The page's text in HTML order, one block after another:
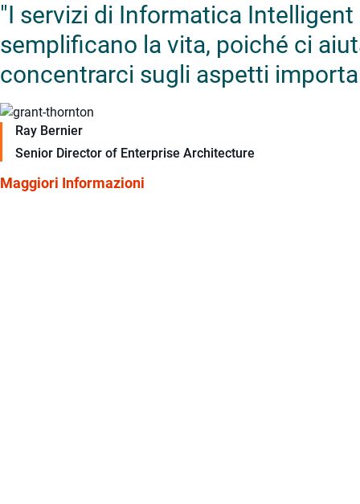
"I servizi di Informatica
semplificano la vita, poiché ci
concentrarci sugli aspetti
Ray Bernier
Senior Director of Enterprise Architecture
Maggiori Informazioni